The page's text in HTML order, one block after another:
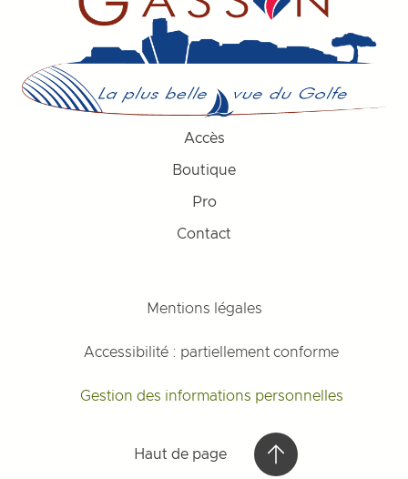
Accès
Boutique
Pro
Contact
Mentions légales
Accessibilité : partiellement conforme
Gestion des informations personnelles
Haut de page